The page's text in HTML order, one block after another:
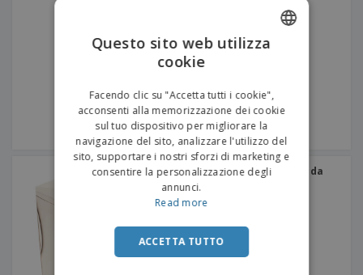
Set di decanter + 2 calici da
vino - Enoteca
Questo sito web utilizza
cookie
Facendo clic su "Accetta tutti i cookie",
acconsenti alla memorizzazione dei cookie
sul tuo dispositivo per migliorare la
navigazione del sito, analizzare l'utilizzo del
sito, supportare i nostri sforzi di marketing e
consentire la personalizzazione degli
annunci.
Read more
ACCETTA TUTTO